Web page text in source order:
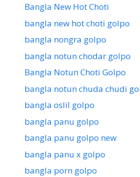
Bangla New Hot Choti
bangla new hot choti golpo
bangla nongra golpo
bangla notun chodar golpo
Bangla Notun Choti Golpo
bangla notun chuda chudi
bangla oslil golpo
bangla panu golpo
bangla panu golpo new
bangla panu x golpo
bangla porn golpo